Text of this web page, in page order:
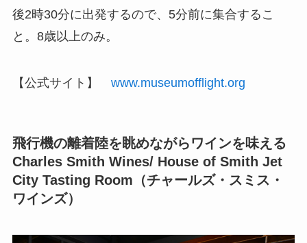
後2時30分に出発するので、5分前に集合するこ
と。8歳以上のみ。
【公式サイト】 www.museumofflight.org
飛行機の離着陸を眺めながらワインを味える
Charles Smith Wines/ House of Smith Jet
City Tasting Room（チャールズ・スミス・
ワインズ）